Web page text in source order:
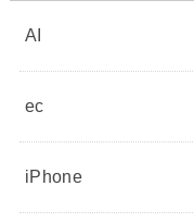
AI
ec
iPhone